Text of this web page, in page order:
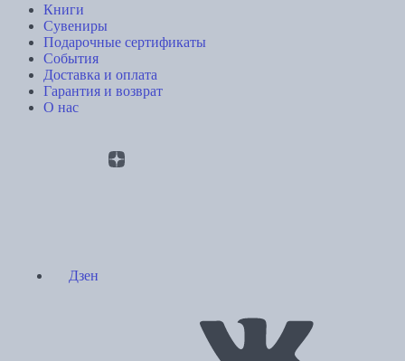
Книги
Сувениры
Подарочные сертификаты
События
Доставка и оплата
Гарантия и возврат
О нас
Дзен